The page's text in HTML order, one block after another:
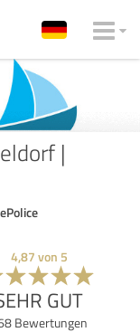
|
4,87 von 5
GUT
Bewertungen